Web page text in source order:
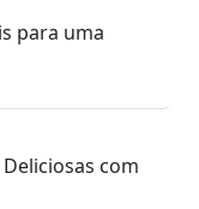
para uma
com